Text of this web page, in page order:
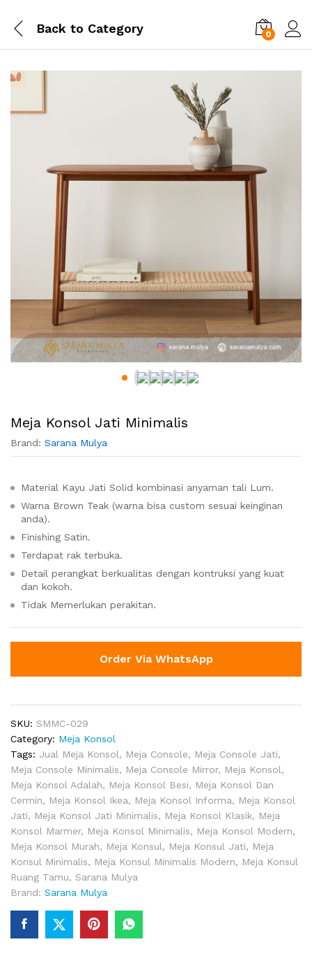
Back to Category 0
Meja Konsol Jati Minimalis
Brand: Sarana Mulya
Material Kayu Jati Solid kombinasi anyaman tali Lum.
Warna Brown Teak (warna bisa custom sesuai keinginan
anda).
Finishing Satin.
Terdapat rak terbuka.
Detail perangkat berkualitas dengan kontruksi yang kuat
dan kokoh.
Tidak Memerlukan perakitan.
Order Via WhatsApp
SKU: SMMC-029
Category: Meja Konsol
Tags: Jual Meja Konsol, Meja Console, Meja Console Jati,
Meja Console Minimalis, Meja Console Mirror, Meja Konsol,
Meja Konsol Adalah, Meja Konsol Besi, Meja Konsol Dan
Cermin, Meja Konsol Ikea, Meja Konsol Informa, Meja Konsol
Jati, Meja Konsol Jati Minimalis, Meja Konsol Klasik, Meja
Konsol Marmer, Meja Konsol Minimalis, Meja Konsol Modern,
Meja Konsol Murah, Meja Konsul, Meja Konsul Jati, Meja
Konsul Minimalis, Meja Konsul Minimalis Modern, Meja Konsul
Ruang Tamu, Sarana Mulya
Brand: Sarana Mulya